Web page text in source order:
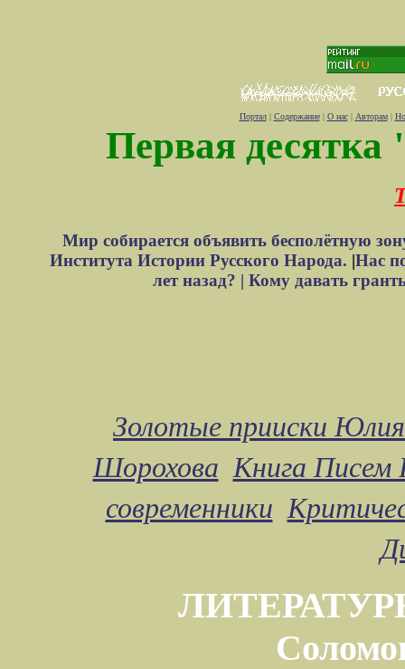
Портал| Содержание| О нас| Авторам|
Первая десятка
Мир собирается объявить бесполётную
Института Истории Русского Народа. |Нас
лет назад? | Кому давать
Золотые прииски
Шорохова Книга Писем
современники